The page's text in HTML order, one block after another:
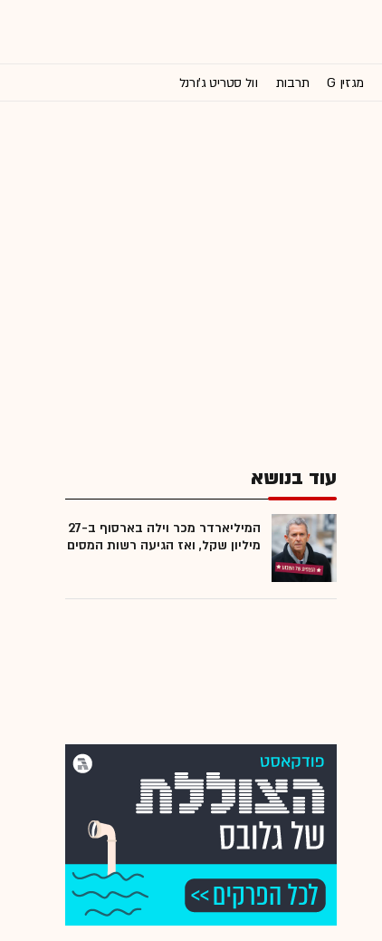
מגזין G תרבות וול סטריט ג'ורנל
עוד בנושא
המיליארדר מכר וילה בארסוף ב-27
מיליון שקל, ואז הגיעה רשות המסים